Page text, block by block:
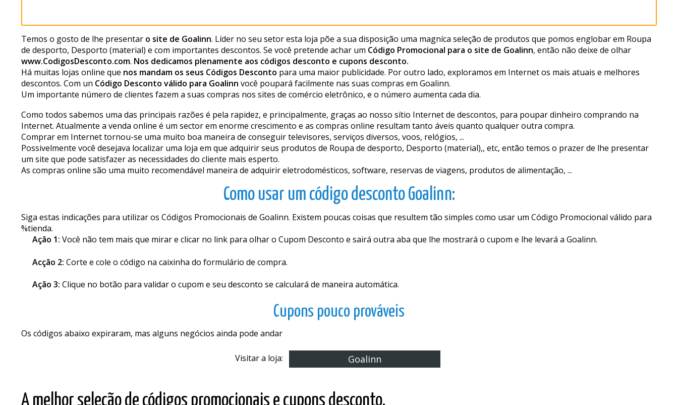
Temos o gosto de lhe presentar o site de Goalinn. Líder no seu setor esta loja põe a sua disposição uma magnífica seleção de produtos que pomos englobar em Roupa
de desporto, Desporto (material) e com importantes descontos. Se você pretende achar um Código Promocional para o site de Goalinn, então não deixe de olhar
www.CodigosDesconto.com. Nos dedicamos plenamente aos códigos desconto e cupons desconto.
Há muitas lojas online que nos mandam os seus Códigos Desconto para uma maior publicidade. Por outro lado, exploramos em Internet os mais atuais e melhores
descontos. Com un Código Desconto válido para Goalinn você poupará facilmente nas suas compras em Goalinn.
Um importante número de clientes fazem a suas compras nos sites de comércio eletrônico, e o número aumenta cada dia.
Como todos sabemos uma das principais razões é pela rapidez, e principalmente, graças ao nosso sítio Internet de descontos, para poupar dinheiro comprando na
Internet. Atualmente a venda online é um sector em enorme crescimento e as compras online resultam tanto fiáveis quanto qualquer outra compra.
Comprar em Internet tornou-se uma muito boa maneira de conseguir televisores, serviços diversos, voos, relógios, ...
Possivelmente você desejava localizar uma loja em que adquirir seus produtos de Roupa de desporto, Desporto (material),, etc, então temos o prazer de lhe presentar
um site que pode satisfazer as necessidades do cliente mais esperto.
As compras online são uma muito recomendável maneira de adquirir eletrodomésticos, software, reservas de viagens, produtos de alimentação, ...
Como usar um código desconto Goalinn:
Siga estas indicações para utilizar os Códigos Promocionais de Goalinn. Existem poucas coisas que resultem tão simples como usar um Código Promocional válido para
%tienda.
Ação 1: Você não tem mais que mirar e clicar no link para olhar o Cupom Desconto e sairá outra aba que lhe mostrará o cupom e lhe levará a Goalinn.
Acção 2: Corte e cole o código na caixinha do formulário de compra.
Ação 3: Clique no botão para validar o cupom e seu desconto se calculará de maneira automática.
Cupons pouco prováveis
Os códigos abaixo expiraram, mas alguns negócios ainda pode andar
Visitar a loja: Goalinn